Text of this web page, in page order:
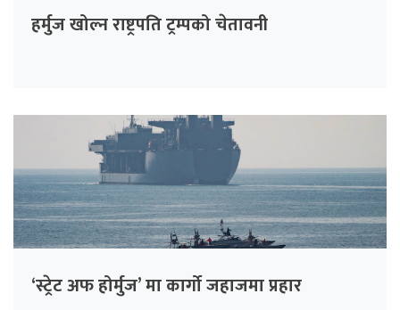
हर्मुज खोल्न राष्ट्रपति ट्रम्पको चेतावनी
‘स्ट्रेट अफ होर्मुज’ मा कार्गो जहाजमा प्रहार